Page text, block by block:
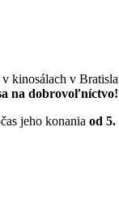
kinosálach v
na dobrovoľníctvo!
jeho konania od 5.